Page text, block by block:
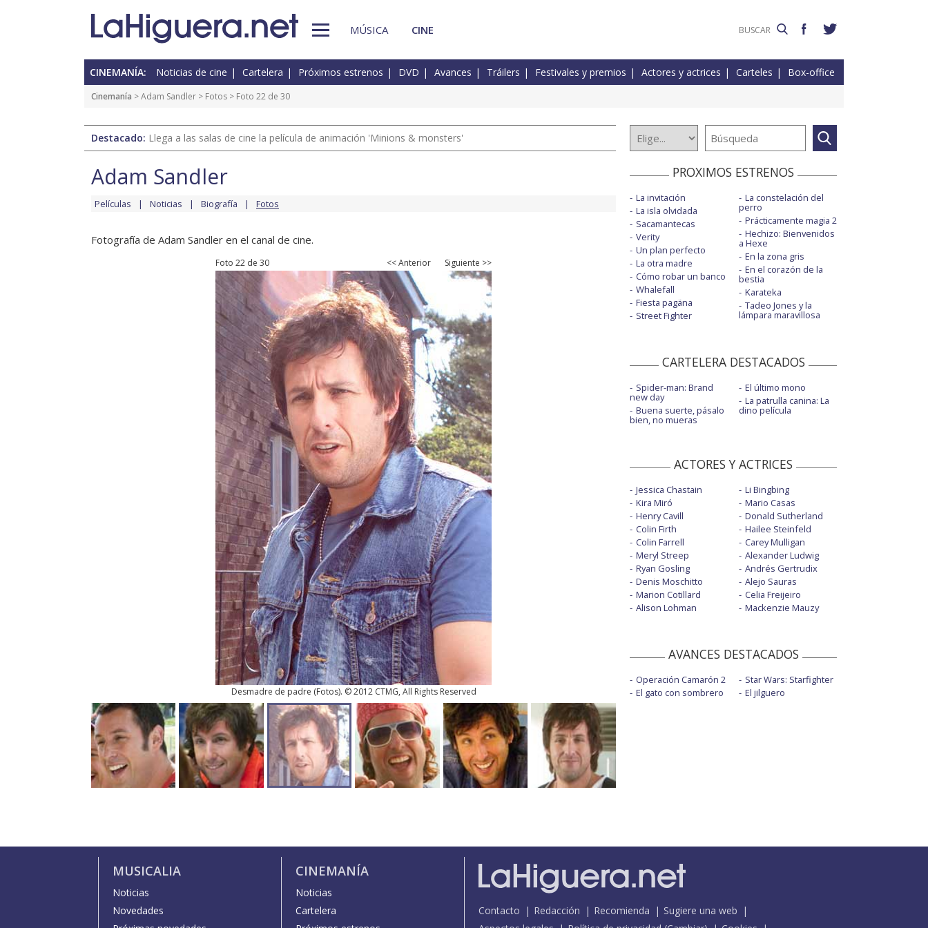
MÚSICA CINE
CINEMANÍA: Noticias de cine Cartelera Próximos estrenos DVD Avances Tráilers Festivales y premios Actores y actrices Carteles Box-office
Cinemanía >Adam Sandler > Fotos > Foto 22 de 30
Destacado: Llega a las salas de cine la película de animación 'Minions & monsters'
Adam Sandler
Películas Noticias Biografía Fotos
Fotografía de Adam Sandler en el canal de cine.
Foto 22 de 30 << Anterior Siguiente >>
Desmadre de padre (Fotos). © 2012 CTMG, All Rights Reserved
PROXIMOS ESTRENOS
La invitación
La isla olvidada
Sacamantecas
Verity
Un plan perfecto
La otra madre
Cómo robar un banco
Whalefall
Fiesta pagäna
Street Fighter
La constelación del
perro
Prácticamente magia 2
Hechizo: Bienvenidos
a Hexe
En la zona gris
En el corazón de la
bestia
Karateka
Tadeo Jones y la
lámpara maravillosa
CARTELERA DESTACADOS
Spider-man: Brand
new day
Buena suerte, pásalo
bien, no mueras
El último mono
La patrulla canina: La
dino película
ACTORES Y ACTRICES
Jessica Chastain
Kira Miró
Henry Cavill
Colin Firth
Colin Farrell
Meryl Streep
Ryan Gosling
Denis Moschitto
Marion Cotillard
Alison Lohman
Li Bingbing
Mario Casas
Donald Sutherland
Hailee Steinfeld
Carey Mulligan
Alexander Ludwig
Andrés Gertrudix
Alejo Sauras
Celia Freijeiro
Mackenzie Mauzy
AVANCES DESTACADOS
Operación Camarón 2
El gato con sombrero
Star Wars: Starfighter
El jilguero
MUSICALIA
Noticias
Novedades
CINEMANÍA
Noticias
Cartelera
Contacto Redacción Recomienda
Sugiere una web